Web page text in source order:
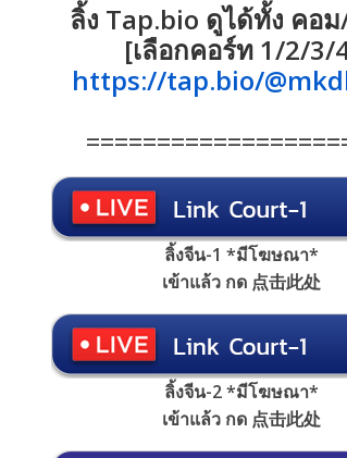
ลิ้ง Tap.bio ดูได้ทั้ง คอ
[เลือกคอร์ท 1/2/3/
https://tap.bio/
ลิ้งจีน-1 *มีโฆษณา*
เข้าแล้ว กด 点击此处
ลิ้งจีน-2 *มีโฆษณา*
เข้าแล้ว กด 点击此处